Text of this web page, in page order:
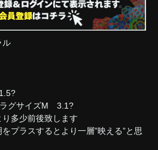
ル
グサイズM 3.1?
多少前後致します
プラスするとより一層”映える”と思